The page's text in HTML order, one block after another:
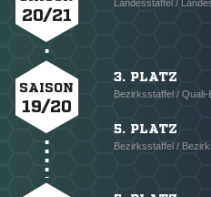
20/21
Landesstaffel /
SAISON
19/20
3. PLATZ
Bezirksstaffel / Quali-
5. PLATZ
Bezirksstaffel /